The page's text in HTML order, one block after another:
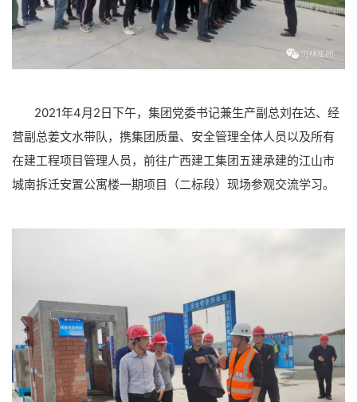
2021年4月2日下午，集团党委书记兼生产副总刘在达、经
营副总姜文水带队，携集团质量、安全管理全体人员以及所有
在建工程项目管理人员，前往广西建工集团五建承建的江山市
城南拆迁安置公寓楼一期项目（二标段）现场参观交流学习。